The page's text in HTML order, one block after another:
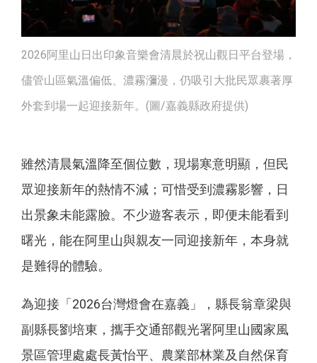
2026阿里山日出印象音樂會清晨於祝山觀日平台登場，
儘管山區氣溫偏低、濃霧瀰漫，仍吸引大批民眾裹著厚
外套到場一起迎接新年。(圖/嘉義縣政府提供)
雖然清晨氣溫降至個位數，現場寒意明顯，但民
眾迎接新年的熱情不減；可惜受到濃霧影響，日
出景象未能露臉。不少遊客表示，即便未能看到
曙光，能在阿里山與親友一同迎接新年，本身就
是難得的體驗。
為迎接「2026台灣燈會在嘉義」，縣長翁章梁與
副縣長劉培東，攜手交通部觀光署阿里山國家風
景區管理處處長黃怡平、農業部林業及自然保育